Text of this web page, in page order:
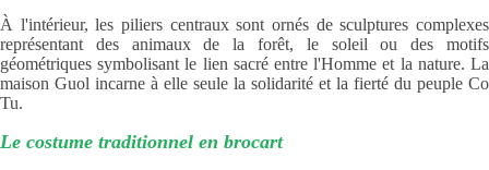
À l'intérieur, les piliers centraux sont ornés de sculptures complexes
représentant des animaux de la forêt, le soleil ou des motifs
géométriques symbolisant le lien sacré entre l'Homme et la nature. La
maison Guol incarne à elle seule la solidarité et la fierté du peuple Co
Tu.
Le costume traditionnel en brocart